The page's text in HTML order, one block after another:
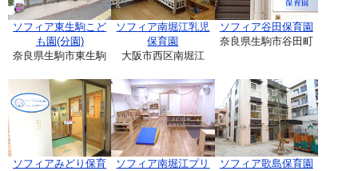
ソフィア東生駒こど
も園(分園)
奈良県生駒市東生駒
ソフィア南堀江乳児
保育園
大阪市西区南堀江
ソフィア谷田保育園
奈良県生駒市谷田町
ソフィアみどり保育
ソフィア南堀江プリ
ソフィア歌島保育園